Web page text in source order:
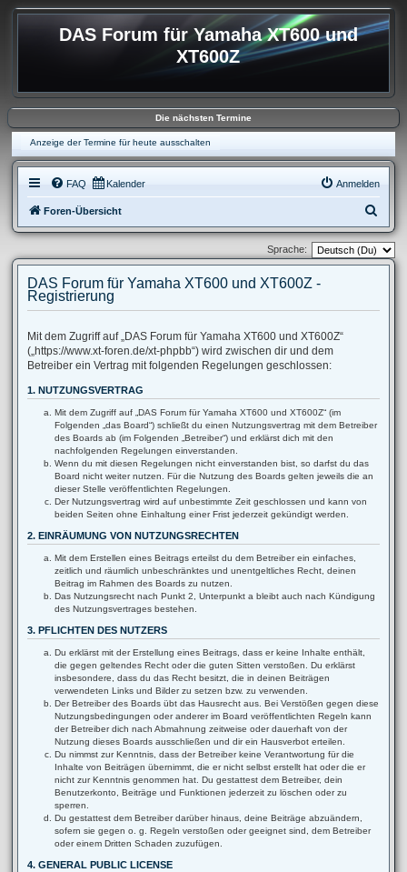
DAS Forum für Yamaha XT600 und
XT600Z
Die nächsten Termine
Anzeige der Termine für heute ausschalten
FAQ Kalender Anmelden
Foren-Übersicht
u
c
Sprache:
DAS Forum für Yamaha XT600 und XT600Z -
Registrierung
Mit dem Zugriff auf „DAS Forum für Yamaha XT600 und XT600Z“
(„https://www.xt-foren.de/xt-phpbb“) wird zwischen dir und dem
Betreiber ein Vertrag mit folgenden Regelungen geschlossen:
1. NUTZUNGSVERTRAG
Mit dem Zugriff auf „DAS Forum für Yamaha XT600 und XT600Z“ (im
Folgenden „das Board“) schließt du einen Nutzungsvertrag mit dem Betreiber
des Boards ab (im Folgenden „Betreiber“) und erklärst dich mit den
nachfolgenden Regelungen einverstanden.
Wenn du mit diesen Regelungen nicht einverstanden bist, so darfst du das
Board nicht weiter nutzen. Für die Nutzung des Boards gelten jeweils die an
dieser Stelle veröffentlichten Regelungen.
Der Nutzungsvertrag wird auf unbestimmte Zeit geschlossen und kann von
beiden Seiten ohne Einhaltung einer Frist jederzeit gekündigt werden.
2. EINRÄUMUNG VON NUTZUNGSRECHTEN
Mit dem Erstellen eines Beitrags erteilst du dem Betreiber ein einfaches,
zeitlich und räumlich unbeschränktes und unentgeltliches Recht, deinen
Beitrag im Rahmen des Boards zu nutzen.
Das Nutzungsrecht nach Punkt 2, Unterpunkt a bleibt auch nach Kündigung
des Nutzungsvertrages bestehen.
3. PFLICHTEN DES NUTZERS
Du erklärst mit der Erstellung eines Beitrags, dass er keine Inhalte enthält,
die gegen geltendes Recht oder die guten Sitten verstoßen. Du erklärst
insbesondere, dass du das Recht besitzt, die in deinen Beiträgen
verwendeten Links und Bilder zu setzen bzw. zu verwenden.
Der Betreiber des Boards übt das Hausrecht aus. Bei Verstößen gegen diese
Nutzungsbedingungen oder anderer im Board veröffentlichten Regeln kann
der Betreiber dich nach Abmahnung zeitweise oder dauerhaft von der
Nutzung dieses Boards ausschließen und dir ein Hausverbot erteilen.
Du nimmst zur Kenntnis, dass der Betreiber keine Verantwortung für die
Inhalte von Beiträgen übernimmt, die er nicht selbst erstellt hat oder die er
nicht zur Kenntnis genommen hat. Du gestattest dem Betreiber, dein
Benutzerkonto, Beiträge und Funktionen jederzeit zu löschen oder zu
sperren.
Du gestattest dem Betreiber darüber hinaus, deine Beiträge abzuändern,
sofern sie gegen o. g. Regeln verstoßen oder geeignet sind, dem Betreiber
oder einem Dritten Schaden zuzufügen.
4. GENERAL PUBLIC LICENSE